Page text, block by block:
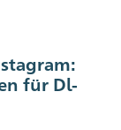
für Dl-